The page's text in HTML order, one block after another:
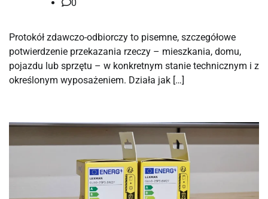
0
Protokół zdawczo-odbiorczy to pisemne, szczegółowe
potwierdzenie przekazania rzeczy – mieszkania, domu,
pojazdu lub sprzętu – w konkretnym stanie technicznym i z
określonym wyposażeniem. Działa jak […]